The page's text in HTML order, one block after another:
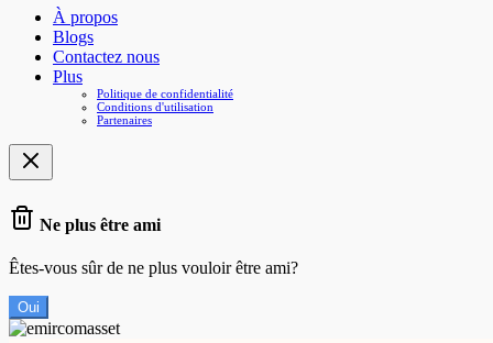
À propos
Blogs
Contactez nous
Plus
Politique de confidentialité
Conditions d'utilisation
Partenaires
Ne plus être ami
Êtes-vous sûr de ne plus vouloir être ami?
Oui